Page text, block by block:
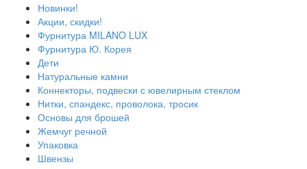
Новинки!
Акции, скидки!
Фурнитура MILANO LUX
Фурнитура Ю. Корея
Дети
Натуральные камни
Коннекторы, подвески с ювелирным стеклом
Нитки, спандекс, проволока, тросик
Основы для брошей
Жемчуг речной
Упаковка
Швензы